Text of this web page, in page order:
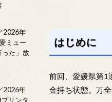
はじめに
前回、愛媛県第1
金持ち状態。万
2026年
ミュー
った」放
2026年
リンタ